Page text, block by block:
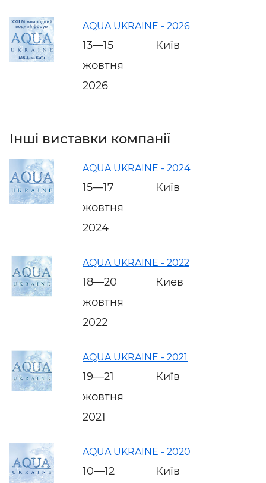
AQUA UKRAINE - 2026
13—15
жовтня
2026
Київ
Інші виставки компанії
AQUA UKRAINE - 2024
15—17
жовтня
2024
Київ
AQUA UKRAINE - 2022
18—20
жовтня
2022
Киев
AQUA UKRAINE - 2021
19—21
жовтня
2021
Київ
AQUA UKRAINE - 2020
10—12 Київ